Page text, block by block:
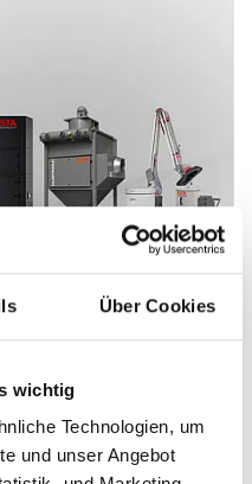
Über Cookies
wichtig
Technologien, um
und unser Angebot
otázky a poskytneme
odsávacích